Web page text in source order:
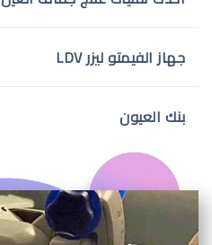
جهاز الفيمتو ليزر LDV
بنك العيون